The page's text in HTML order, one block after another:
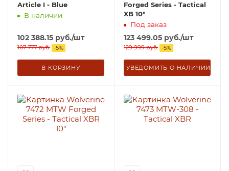
Article I - Blue
В наличии
102 388.15 руб./шт
107 777руб. -5%
В КОРЗИНУ
Forged Series - Tactical
XB 10"
Под заказ
123 499.05 руб./шт
129 999руб. -5%
УВЕДОМИТЬ О НАЛИЧИИ